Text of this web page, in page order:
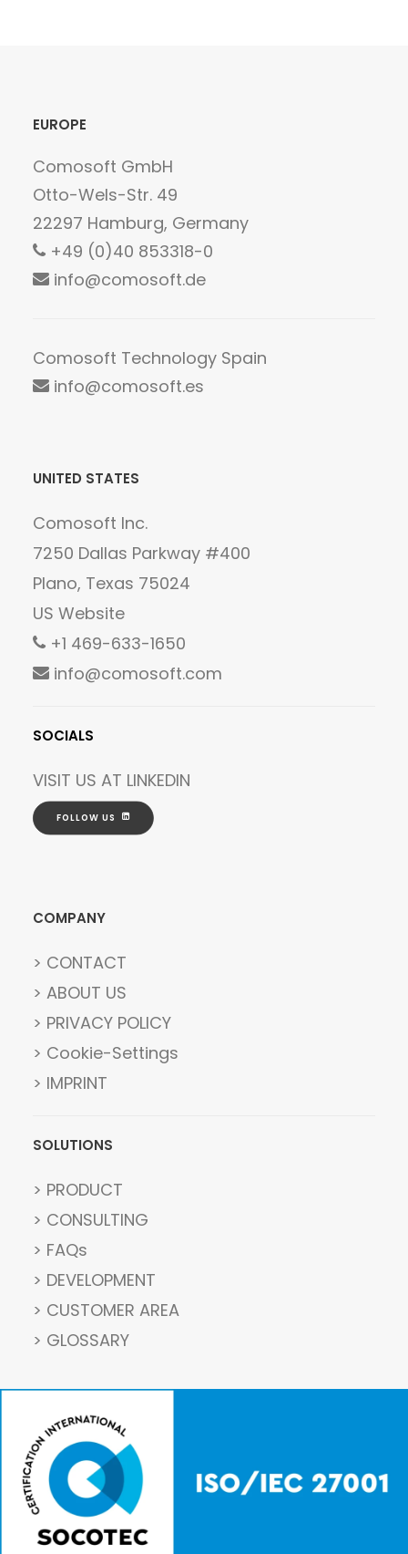
EUROPE
Comosoft GmbH
Otto-Wels-Str. 49
22297 Hamburg, Germany
+49 (0)40 853318-0
info@comosoft.de
Comosoft Technology Spain
info@comosoft.es
UNITED STATES
Comosoft Inc.
7250 Dallas Parkway #400
Plano, Texas 75024
US Website
+1 469-633-1650
info@comosoft.com
SOCIALS
VISIT US AT LINKEDIN
FOLLOW US
COMPANY
> CONTACT
> ABOUT US
> PRIVACY POLICY
> Cookie-Settings
> IMPRINT
SOLUTIONS
> PRODUCT
> CONSULTING
> FAQs
> DEVELOPMENT
> CUSTOMER AREA
> GLOSSARY